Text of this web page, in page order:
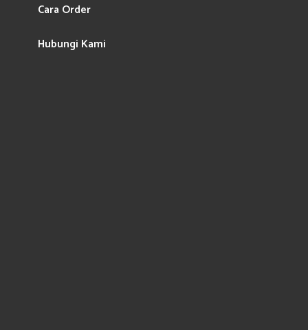
Cara Order
Hubungi Kami